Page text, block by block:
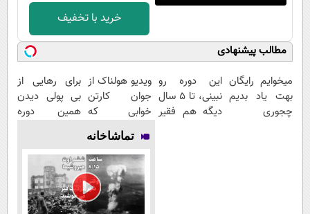
خرید با تخفیف
مطالب پیشنهادی
میخوایم رایگان
بهت یاد بدیم
چجوری
این دوره رو
نبینی، تا 5 سال
دیگه هم فقیر
ویدیو هولناک از
جوان کارتن
خوابی که
میلیاردر شد.
آموزش رایگان
برای رهایی از
بی پولی دیدن
همین دوره
کن)
تماشاخانه